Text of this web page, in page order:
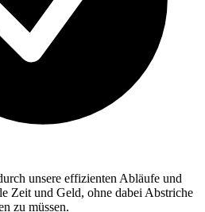
unsere effizienten Abläufe und
Zeit und Geld, ohne dabei Abstriche
zu müssen.